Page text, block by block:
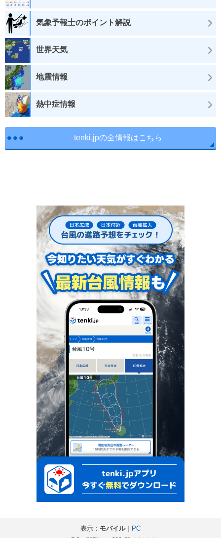
気象予報士のポイント解説
世界天気
地震情報
熱中症情報
tenki.jpの全情報はこちら
表示： モバイル｜
PC